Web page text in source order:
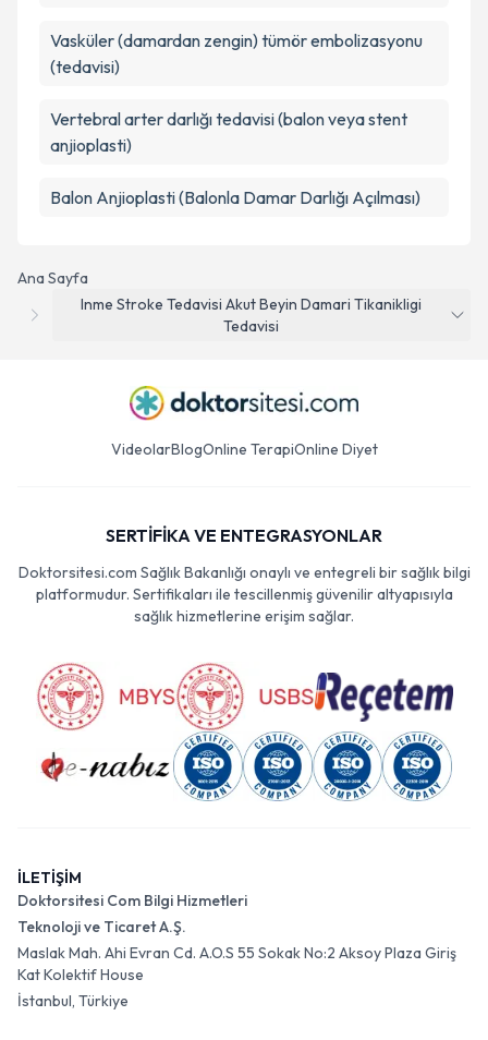
Ana Sayfa
Inme Stroke Tedavisi Akut Beyin Damari Tikanikligi
Tedavisi
Vasküler (damardan zengin) tümör embolizasyonu
(tedavisi)
Vertebral arter darlığı tedavisi (balon veya stent
anjioplasti)
Balon Anjioplasti (Balonla Damar Darlığı Açılması)
VideolarBlogOnline TerapiOnline Diyet
SERTİFİKA VE ENTEGRASYONLAR
Doktorsitesi.com Sağlık Bakanlığı onaylı ve entegreli bir sağlık bilgi
platformudur. Sertifikaları ile tescillenmiş güvenilir altyapısıyla
sağlık hizmetlerine erişim sağlar.
İLETİŞİM
Doktorsitesi Com Bilgi Hizmetleri
Teknoloji ve Ticaret A.Ş.
Maslak Mah. Ahi Evran Cd. A.O.S 55 Sokak No:2 Aksoy Plaza Giriş
Kat Kolektif House
İstanbul, Türkiye